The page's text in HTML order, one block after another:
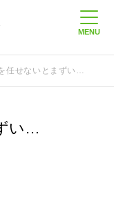
任せないとまずい…
い…